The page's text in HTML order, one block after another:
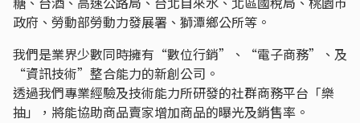
政府、勞動部勞動力發展署、獅潭鄉公所等。
我們是業界少數同時擁有“數位行銷”、“電子商務”、及
“資訊技術”整合能力的新創公司。
透過我們專業經驗及技術能力所研發的社群商務平台「樂
抽」，將能協助商品賣家增加商品的曝光及銷售率。